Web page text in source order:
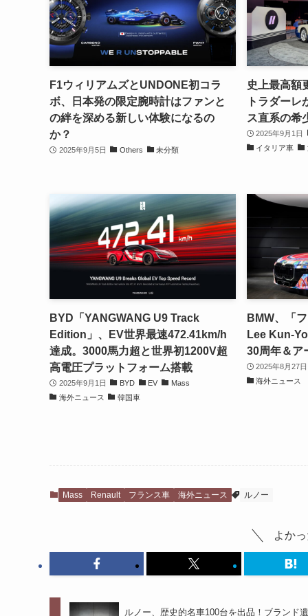
F1ウィリアムズとUNDONE初コラ
ボ、日本発の限定腕時計はファンと
の絆を深める新しい体験になるの
か？
2025年9月5日 Others 未分類
史上最高額
トラダー
ス直系の希
2025年9月1日
イタリア車
BYD「YANGWANG U9 Track
Edition」、EV世界最速472.41km/h
達成。3000馬力超と世界初1200V超
高電圧プラットフォーム搭載
2025年9月1日 BYD EV
Mass
海外ニュース
韓国車
BMW、「
Lee Kun-
30周年＆ア
2025年8月27日
海外ニュース
Mass Renault フランス車 海外ニュース ルノー
よか
ルノー、歴史的名車100台を出品！ブランド